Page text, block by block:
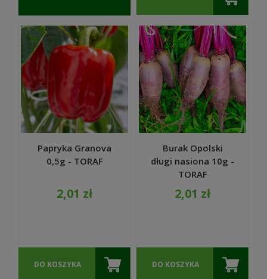
DOSTĘPNOŚCI
Papryka Granova
0,5g - TORAF
2,01 zł
DO KOSZYKA
Burak Opolski
długi nasiona 10g -
TORAF
2,01 zł
DO KOSZYKA